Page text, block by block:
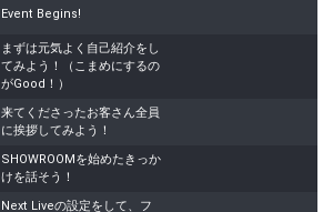
イベント貢献ランキング上位
の気持ちを手書きメッセージ
で伝えよう！
オリジナルアバターの下書き
発表しよう！
オリジナルアバター制作権獲
得！おめでとう！
Event Begins!
まずは元気よく自己紹介をし
てみよう！（こまめにするの
がGood！）
来てくださったお客さん全員
に挨拶してみよう！
SHOWROOMを始めたきっか
けを話そう！
Next Liveの設定をして、フ